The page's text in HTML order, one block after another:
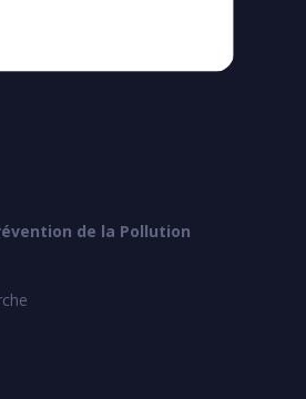
de la Pollution